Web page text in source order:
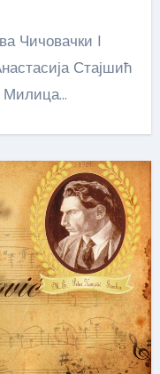
Стајшић
Милица…